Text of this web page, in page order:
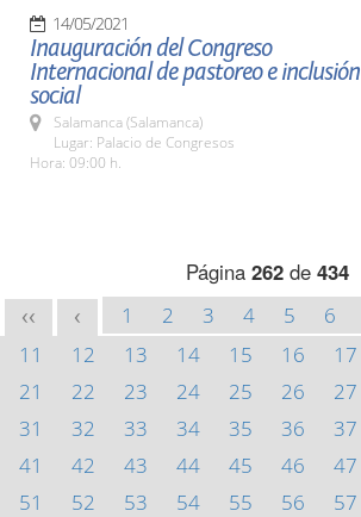
14/05/2021
Inauguración del Congreso
Internacional de pastoreo e inclusión
social
Salamanca (Salamanca)
Lugar: Palacio de Congresos
Hora: 09:00 h.
Página 262de 434
<< < 1 2 3 4 5 6
11
12 13 14 15 16 17
21
22 23 24 25 26 27
31
32 33 34 35 36 37
41
42 43 44 45 46 47
51
52 53 54 55 56 57